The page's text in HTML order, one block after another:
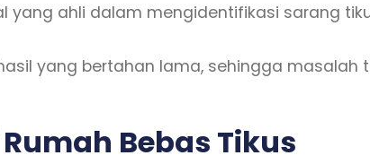
yang ahli dalam mengidentifikasi sarang
yang bertahan lama, sehingga masalah
Bebas Tikus